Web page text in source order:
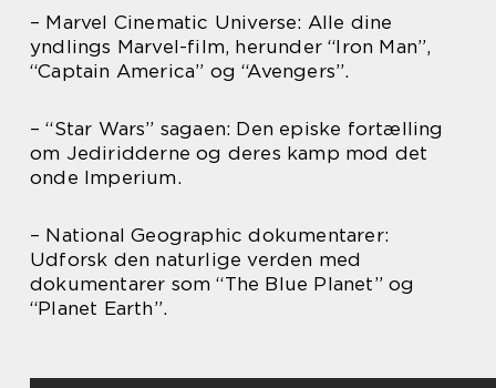
– Marvel Cinematic Universe: Alle dine
yndlings Marvel-film, herunder “Iron Man”,
“Captain America” og “Avengers”.
– “Star Wars” sagaen: Den episke fortælling
om Jediridderne og deres kamp mod det
onde Imperium.
– National Geographic dokumentarer:
Udforsk den naturlige verden med
dokumentarer som “The Blue Planet” og
“Planet Earth”.